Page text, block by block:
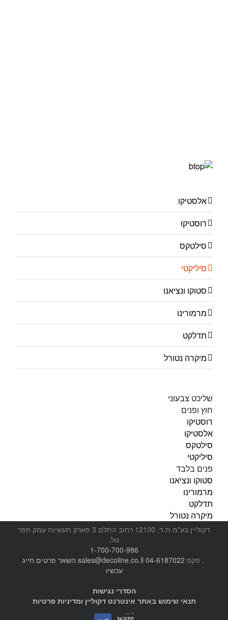
אלסטיקו
רוסטיקו
סילטקס
סיליקטי
סטוקו ונציאנו
מרמורינו
תדלקט
מיקרה נטורל
שליכט צבעוני
חוץ ופנים
רוסטיקו
אלסטיקו
סילטקס
סיליקטי
פנים בלבד
סטוקו ונציאנו
מרמורינו
תדלקט
מיקרה נטורל
דקוליין בע"מ ת.ד. 12100 רחוב התלם 3 פארק תעשיות עמק חפר
טל.
1-700-700-986
, פקס 04-6187022
sales@decoline.co.il השאר פרטים חייג
עכשיו
הסדרי נגישות
תנאי שימוש באתר אינטרנט דקוליין ומדיניות פרטיות
Waze